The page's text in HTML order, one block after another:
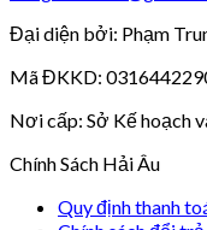
Đại diện bởi: Phạm
Mã ĐKKD:
Nơi cấp: Sở Kế hoạch
Chính Sách Hải Âu
Quy định thanh